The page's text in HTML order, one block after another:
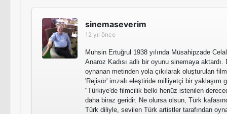
sinemaseverim
12 yıl önce
Muhsin Ertuğrul 1938 yılında Müsahipzade
Anaroz Kadısı adlı bir oyunu sinemaya
oynanan metinden yola çıkılarak oluşturulan
'Rejisör' imzalı eleştiride milliyetçi bir yaklaşım
"Türkiye'de filmcilik belki henüz istenilen
daha biraz geridir. Ne olursa olsun, Türk
Türk diliyle, sevilen Türk artistler tarafından